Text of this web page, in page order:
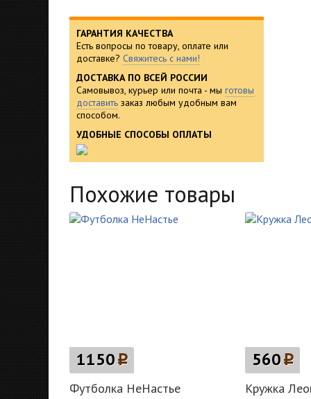
ГАРАНТИЯ КАЧЕСТВА
Есть вопросы по товару, оплате или
доставке? Свяжитесь с нами!
ДОСТАВКА ПО ВСЕЙ РОССИИ
Самовывоз, курьер или почта - мы готовы
доставить заказ любым удобным вам
способом.
УДОБНЫЕ СПОСОБЫ ОПЛАТЫ
Похожие товары
1150p
Футболка НеНастье
560p
Кружка